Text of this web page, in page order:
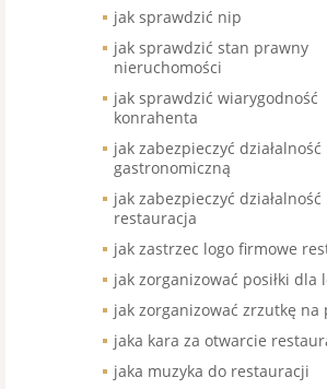
jak sprawdzić nip
jak sprawdzić stan prawny
nieruchomości
jak sprawdzić wiarygodność
konrahenta
jak zabezpieczyć działalność
gastronomiczną
jak zabezpieczyć działalność
restauracja
jak zastrzec logo firmowe
jak zorganizować posiłki dla
jak zorganizować zrzutkę na
jaka kara za otwarcie
jaka muzyka do restauracji